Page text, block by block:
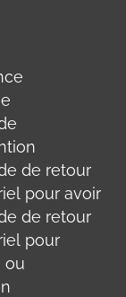
de retour
pour avoir
de retour
pour
ou